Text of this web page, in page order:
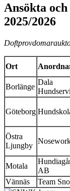
Ansökta
2025/2026
Ort
Borlänge
Dala
Göteborg
Östra
Ljungby
Motala
AB
Vännäs
Team